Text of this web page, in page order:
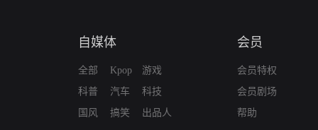
自媒体
全部
科普
国风
Kpop
汽车
搞笑
游戏
科技
出品人
会员
会员特权
会员剧场
帮助